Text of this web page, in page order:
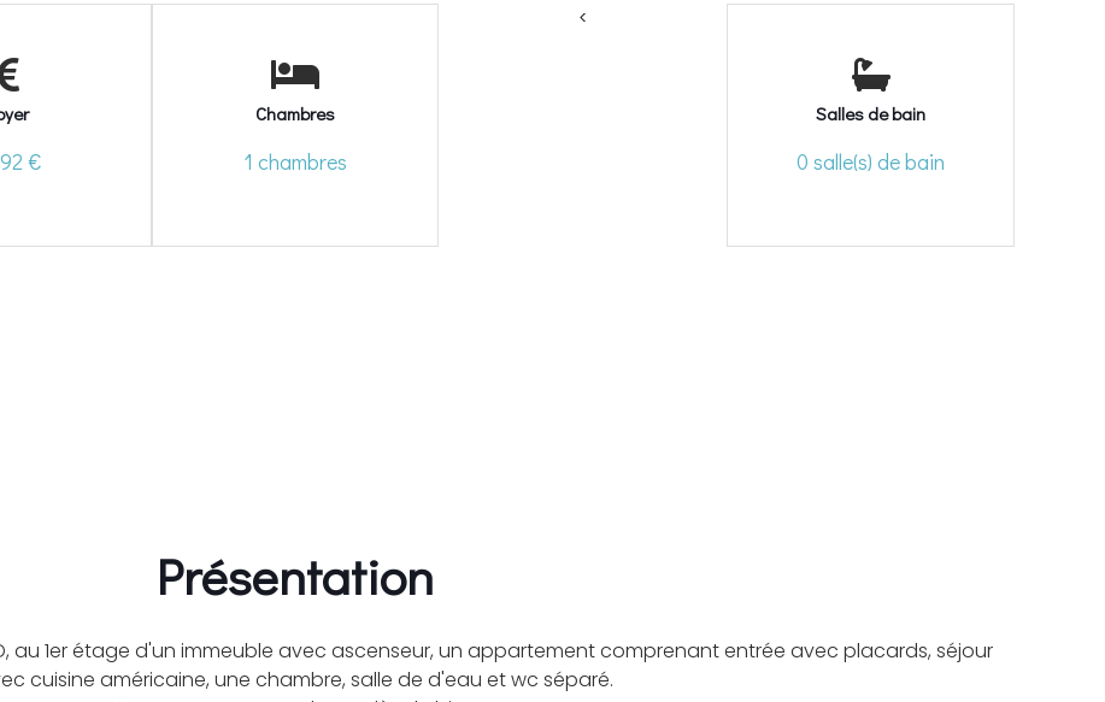
€
Chambres
1 chambres
<
Salles de bain
0 salle(s) de bain
Présentation
au 1er étage d'un immeuble avec ascenseur, un appartement comprenant entrée avec placards, séjour
cuisine américaine, une chambre, salle de d'eau et wc séparé.